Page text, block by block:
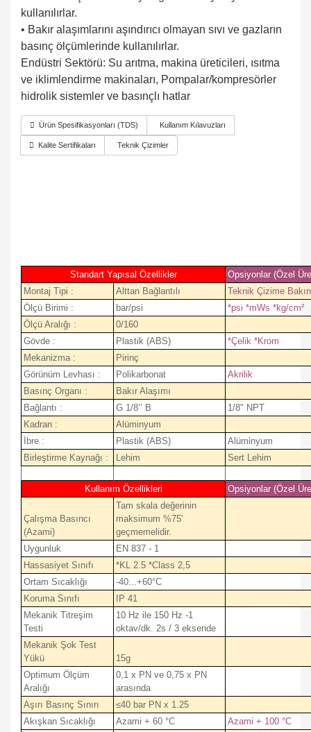
kullanılırlar.
• Bakır alaşımlarını aşındırıcı olmayan sıvı ve gazların
basınç ölçümlerinde kullanılırlar.
Endüstri Sektörü: Su arıtma, makina üreticileri, ısıtma
ve iklimlendirme makinaları, Pompalar/kompresörler
hidrolik sistemler ve basınçlı hatlar
Ürün Spesifikasyonları (TDS) Kullanım Kılavuzları
Kalite Sertifikaları Teknik Çizimler
Standart Yapısal Özellikler
Opsiyonlar (Özel
Montaj Tipi :
Alttan Bağlantılı
Teknik Çizime
Ölçü Birimi :
bar/psi
*psi *mWs *kg/cm²
Ölçü Aralığı :
0/160
Gövde :
Plastik (ABS)
*Çelik *Krom
Mekanizma :
Pirinç
Görünüm Levhası :
Polikarbonat
Akrilik
Basınç Organı :
Bakır Alaşımı
Bağlantı :
G 1/8’’ B
1/8" NPT
Kadran :
Alüminyum
İbre :
Plastik (ABS)
Alüminyum
Birleştirme Kaynağı :
Lehim Sert Lehim
Kullanım Özellikleri Opsiyonlar (Özel
Çalışma Basıncı
(Azami)
Tam skala değerinin
maksimum %75'
geçmemelidir.
Uygunluk
EN 837 - 1
Hassasiyet Sınıfı
*KL 2.5 *Class 2,5
Ortam Sıcaklığı
-40...+60°C
Koruma Sınıfı
IP 41
Mekanik Titreşim
Testi
10 Hz ile 150 Hz -1
oktav/dk. 2s / 3 eksende
Mekanik Şok Test
Yükü
15g
Optimum Ölçüm
Aralığı
0,1 x PN ve 0,75 x PN
arasında
Aşırı Basınç Sınırı
≤40 bar PN x 1.25
Akışkan Sıcaklığı
Azami + 60 °C
Azami + 100 °C